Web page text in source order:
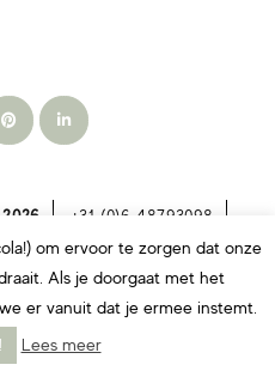
+31 (0)6 48793098
algemene voorwaarden
om ervoor te zorgen dat onze
Als je doorgaat met het
er vanuit dat je ermee instemt.
Lees meer